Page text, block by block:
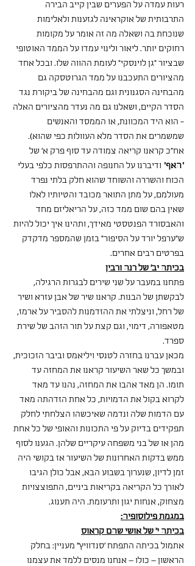
רעות עמדה על הפערים שבין קייב הבירה
התרבותית של אוקראינה לגזענות ולאלימות
שנוכחת בה ושאלה מה זה אומר על מקומות
רחוקים יותר. ליאור ולינוי עמדו על הממד האוטופי
שבציור "גן לוינסקי" לעומת ההווה שלו. ובכל אחד
מהציורים התעכבנו על ממד הגרוטסקה גם
מהבחינה הסגנונית וגם מהבחינה של ביקורת נגד
הסדר הקיים, ושאלנו גם מה נעדר מהציורים האלה
- הוא היד המכוונת, או הממסד והאנשים
שמשמרים את הסדר מלא העוולות כפי שהוא).
אח"כ קראנו קריאה צמודה עד סוף פרק א' של
"האף" ודיברנו על החנופה וההתרפסות כלפי בעלי
הכוח והשררה והשוחד שהוא חלק בלתי נפרד
מעולמם, על מתן התואר מכובד והטיותיו לאלו
שאין בהם שום ממד כזה, על הריאליזם מחד
והאבסורד הפנטסטי מאידך, ותהינו איך יכול להיות
ש"ערפל יורד על הסיפור" בזמן שהמספר מדקדק
בפרטים רבים אחרים.
בכיתה יב' של רנה ורבין
פתחנו במעבר על שני שירים לבגרות הרגילה,
לבקשתן של הבנות. קראנו שיר של אבן עזרא ושיר
של רחל, וניצלתי את ההזדמנות להסביר על ארמז,
מטאפורה, דימוי, וגם קצת על תור הזהב של שירת
ספרד.
מכאן עברנו בחזרה לטנסי ויליאמס וביבר הזכוכית,
ובמשך כל שאר השיעור קראנו את המחזה עד
תומו. הן מאד אהבו את המחזה, נהנו עד מאד
לקרוא בקול את הדמויות, כל אחת הזדהתה מאד
עם הדמות שלה ונדמה שאיכשהו הצלחתי לחלק
תפקידים בדיוק על פי התכונות והאופי של כל אחת
מהן או של בני משפחה עיקריים שלהן. הגענו לסוף
ממש בדקות האחרונות של השיעור אז בקושי היה
זמן לדיון, שנערוך בשבוע הבא, אבל כולן הגיבו
לאורך כל הקריאה בקריאות ביניים, התפוצצויות
מצחוק, אנחות יגון ותרעומת. היה תענוג.
במגמת פילוסופיה:
בכיתה י' של אושי שהם קראוס
אתמול בכיתה התפתח 'סנדוויץ'' מעניין: בחלק
הראשון – כולו – אנחנו מנסים ללמד את עצמנו